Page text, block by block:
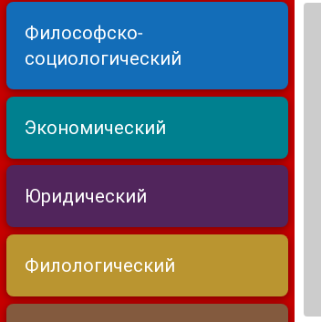
Философско-
социологический
Экономический
Юридический
Филологический